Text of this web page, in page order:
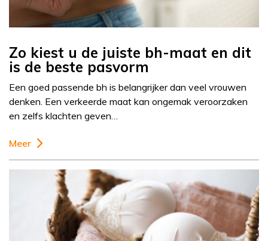
Zo kiest u de juiste bh-maat en dit
is de beste pasvorm
Een goed passende bh is belangrijker dan veel vrouwen
denken. Een verkeerde maat kan ongemak veroorzaken
en zelfs klachten geven…
Meer